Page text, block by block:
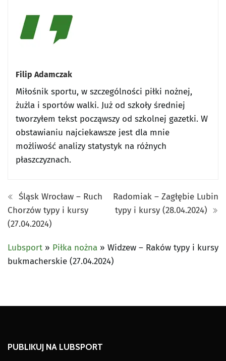
Filip Adamczak
Miłośnik sportu, w szczególności piłki nożnej,
żużla i sportów walki. Już od szkoły średniej
tworzyłem tekst począwszy od szkolnej gazetki. W
obstawianiu najciekawsze jest dla mnie
możliwość analizy statystyk na różnych
płaszczyznach.
Śląsk Wrocław – Ruch
Chorzów typy i kursy
(27.04.2024)
Radomiak – Zagłębie Lubin
typy i kursy (28.04.2024)
Lubsport » Piłka nożna » Widzew – Raków typy i kursy
bukmacherskie (27.04.2024)
PUBLIKUJ NA LUBSPORT